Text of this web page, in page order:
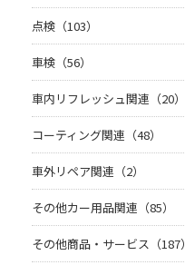
点検（103）
車検（56）
車内リフレッシュ関連（20）
コーティング関連（48）
車外リペア関連（2）
その他カー用品関連（85）
その他商品・サービス（187）